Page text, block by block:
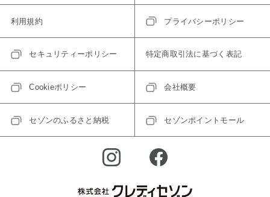
利用規約 プライバシーポリシー
セキュリティーポリシー 特定商取引法に基づく表記
Cookieポリシー 会社概要
セゾンのふるさと納税 セゾンポイントモール